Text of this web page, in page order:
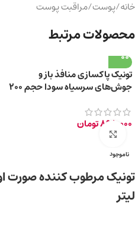
خانه/پوست/مراقبت پوست
محصولات مرتبط
تونیک پاکسازی منافذ باز و
جوش‌های سرسیاه سودا حجم 200
898,000تومان
ناموجود
برای بزرگ‌نمایی کلیک کنید
لیتر